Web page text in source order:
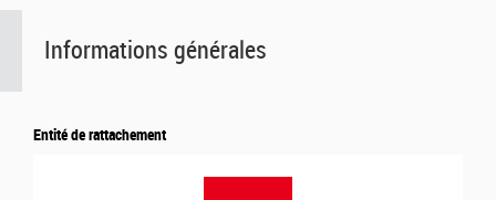
Informations générales
Entité de rattachement